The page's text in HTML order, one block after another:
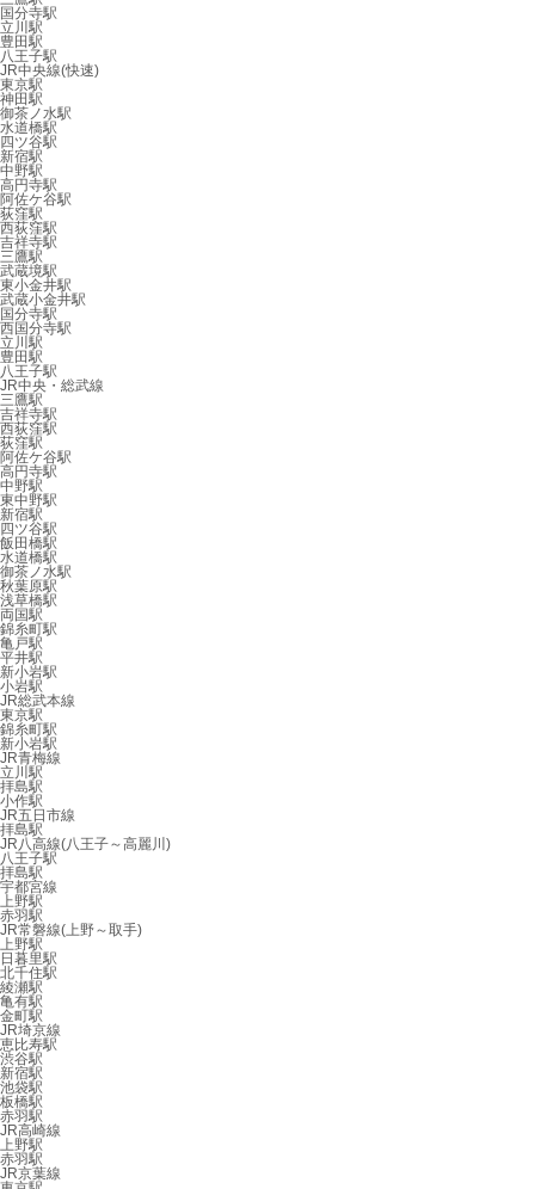
国分寺駅
立川駅
豊田駅
八王子駅
JR中央線(快速)
東京駅
神田駅
御茶ノ水駅
水道橋駅
四ツ谷駅
新宿駅
中野駅
高円寺駅
阿佐ケ谷駅
荻窪駅
西荻窪駅
吉祥寺駅
三鷹駅
武蔵境駅
東小金井駅
武蔵小金井駅
国分寺駅
西国分寺駅
立川駅
豊田駅
八王子駅
JR中央・総武線
三鷹駅
吉祥寺駅
西荻窪駅
荻窪駅
阿佐ケ谷駅
高円寺駅
中野駅
東中野駅
新宿駅
四ツ谷駅
飯田橋駅
水道橋駅
御茶ノ水駅
秋葉原駅
浅草橋駅
両国駅
錦糸町駅
亀戸駅
平井駅
新小岩駅
小岩駅
JR総武本線
東京駅
錦糸町駅
新小岩駅
JR青梅線
立川駅
拝島駅
小作駅
JR五日市線
拝島駅
JR八高線(八王子～高麗川)
八王子駅
拝島駅
宇都宮線
上野駅
赤羽駅
JR常磐線(上野～取手)
上野駅
日暮里駅
北千住駅
綾瀬駅
亀有駅
金町駅
JR埼京線
恵比寿駅
渋谷駅
新宿駅
池袋駅
板橋駅
赤羽駅
JR高崎線
上野駅
赤羽駅
JR京葉線